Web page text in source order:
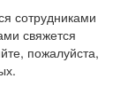
сотрудниками
свяжется
пожалуйста,